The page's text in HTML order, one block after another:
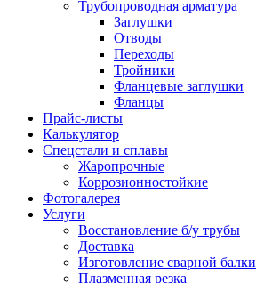
Трубопроводная арматура
Заглушки
Отводы
Переходы
Тройники
Фланцевые заглушки
Фланцы
Прайс-листы
Калькулятор
Спецстали и сплавы
Жаропрочные
Коррозионностойкие
Фотогалерея
Услуги
Восстановление б/у трубы
Доставка
Изготовление сварной балки
Плазменная резка